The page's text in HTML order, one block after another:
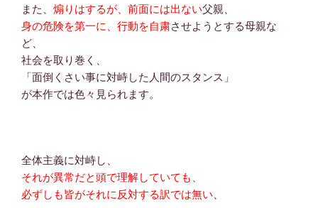
また、 煽りはするが、前面には出ない父親、
身の危険を第一に、行動を自粛させようとする母親な
ど、
社会を取り巻く、
「面倒くさい事に対峙した人間のスタンス」
が本作では色々見られます。
全体主義に対峙し、
それが異常だと頭で理解していても、
必ずしも皆がそれに反対する訳では無い